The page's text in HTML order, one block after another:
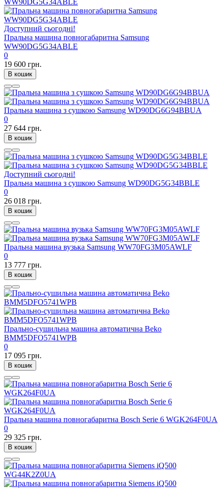
Доступний сьогодні!
Пральна машина повногабаритна Samsung
WW90DG5G34ABLE
0
19 600 грн.
В кошик
Пральна машина з сушкою Samsung WD90DG6G94BBUA
0
27 644 грн.
В кошик
Доступний сьогодні!
Пральна машина з сушкою Samsung WD90DG5G34BBLE
0
26 018 грн.
В кошик
Пральна машина вузька Samsung WW70FG3M05AWLF
0
13 777 грн.
В кошик
Прально-сушильна машина автоматична Beko
BMM5DFO5741WPB
0
17 095 грн.
В кошик
Пральна машина повногабаритна Bosch Serie 6 WGK264F0UA
0
29 325 грн.
В кошик